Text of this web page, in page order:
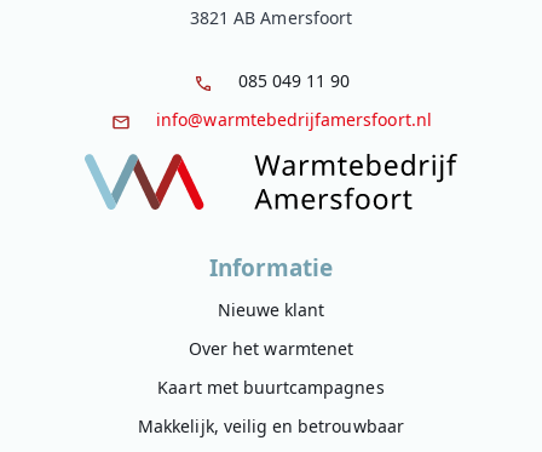
3821 AB Amersfoort
085 049 11 90
info@warmtebedrijfamersfoort.nl
Informatie
Nieuwe klant
Over het warmtenet
Kaart met buurtcampagnes
Makkelijk, veilig en betrouwbaar